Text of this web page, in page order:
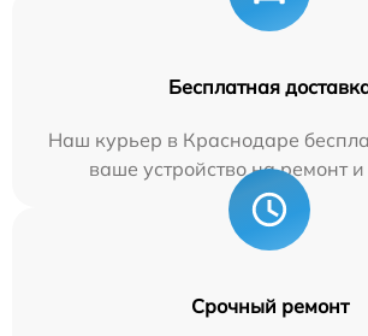
Бесплатная
Наш курьер в Краснодаре
ваше устройство на ремонт
Срочный ремонт